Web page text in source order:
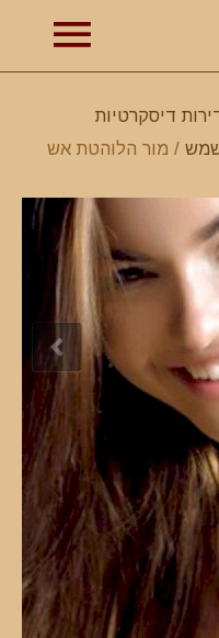
דיסקרטיות
שמש / מור הלוהטת אש